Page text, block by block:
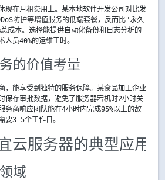
现在月租费用上。某本地软件开发公司对比发
防护等增值服务的低端套餐，反而比"永久
成本。选择能提供自动化备份和日志分析的
员40%的运维工时。
的价值考量
，能享受到独特的服务保障。某食品加工企业
保存审批数据，避免了服务器宕机时2小时关
务商响应团队能在4小时内完成95%以上的故
要3-5个工作日。
云服务器的典型应用
域